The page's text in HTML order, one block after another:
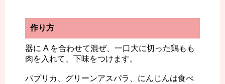
作り方
器に A を合わせて混ぜ、一口大に切った鶏もも
肉を入れて、下味をつけます。
パプリカ、グリーンアスパラ、にんじんは食べ